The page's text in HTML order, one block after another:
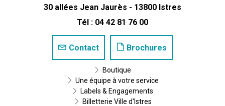
30 allées Jean Jaurès - 13800 Istres
Tél : 04 42 81 76 00
Contact Brochures
Boutique
Une équipe à votre service
Labels & Engagements
Billetterie Ville d'Istres